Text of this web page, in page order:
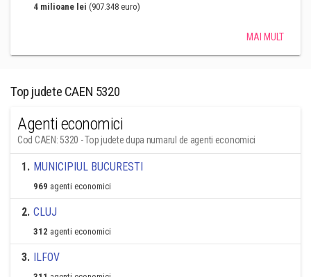
4 milioane lei (907.348 euro)
MAI MULT
Top judete CAEN 5320
Agenti economici
Cod CAEN: 5320 - Top judete dupa numarul de agenti economici
1. MUNICIPIUL BUCURESTI
969 agenti economici
2. CLUJ
312 agenti economici
3. ILFOV